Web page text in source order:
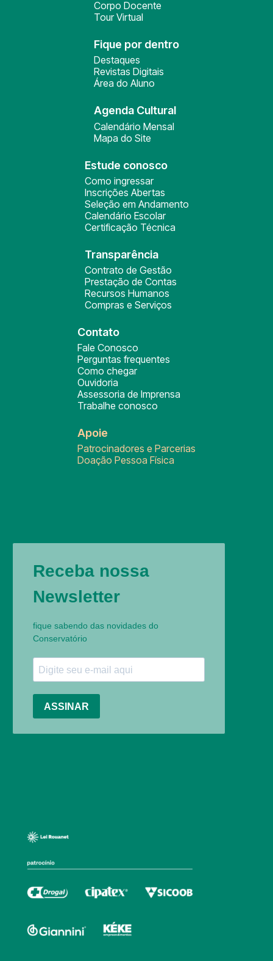
Corpo Docente
Tour Virtual
Fique por dentro
Destaques
Revistas Digitais
Área do Aluno
Agenda Cultural
Calendário Mensal
Mapa do Site
Estude conosco
Como ingressar
Inscrições Abertas
Seleção em Andamento
Calendário Escolar
Certificação Técnica
Transparência
Contrato de Gestão
Prestação de Contas
Recursos Humanos
Compras e Serviços
Contato
Fale Conosco
Perguntas frequentes
Como chegar
Ouvidoria
Assessoria de Imprensa
Trabalhe conosco
Apoie
Patrocinadores e Parcerias
Doação Pessoa Física